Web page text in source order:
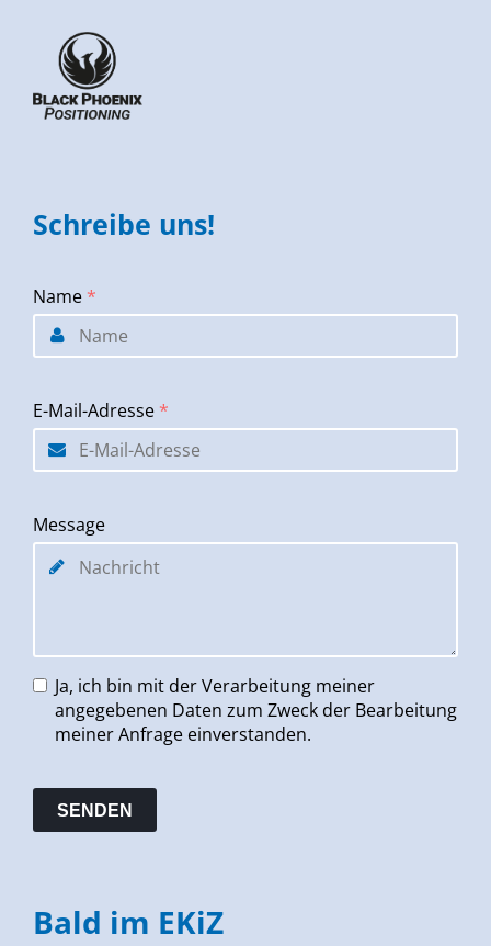
Schreibe uns!
Name *
E-Mail-Adresse *
Message
Ja, ich bin mit der Verarbeitung meiner
angegebenen Daten zum Zweck der Bearbeitung
meiner Anfrage einverstanden.
Bald im EKiZ